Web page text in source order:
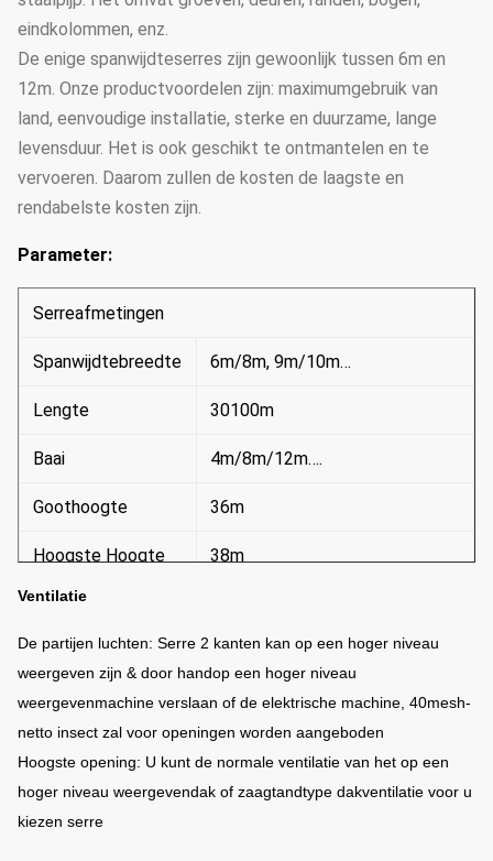
eindkolommen, enz.
De enige spanwijdteserres zijn gewoonlijk tussen 6m en
12m. Onze productvoordelen zijn: maximumgebruik van
land, eenvoudige installatie, sterke en duurzame, lange
levensduur. Het is ook geschikt te ontmantelen en te
vervoeren. Daarom zullen de kosten de laagste en
rendabelste kosten zijn.
Parameter:
Serreafmetingen
Spanwijdtebreedte 6m/8m, 9m/10m…
Lengte 30100m
Baai 4m/8m/12m….
Goothoogte 36m
Hoogste Hoogte 38m
volgens praktische situatie.
Ventilatie
De partijen luchten: Serre 2 kanten kan op een hoger niveau
weergeven zijn & door handop een hoger niveau
weergevenmachine verslaan of de elektrische machine, 40mesh-
netto insect zal voor openingen worden aangeboden
Hoogste opening: U kunt de normale ventilatie van het op een
hoger niveau weergevendak of zaagtandtype dakventilatie voor u
kiezen serre